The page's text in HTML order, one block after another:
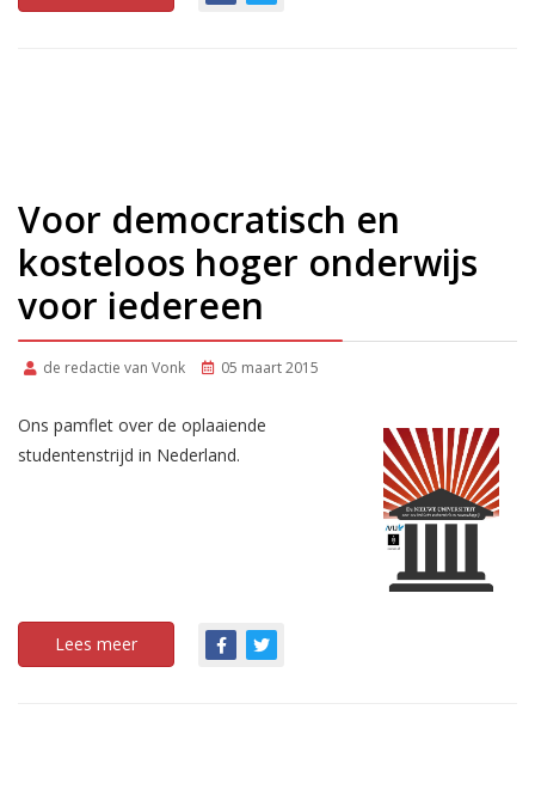
Voor democratisch en
kosteloos hoger onderwijs
voor iedereen
de redactie van Vonk 05 maart 2015
Ons pamflet over de oplaaiende
studentenstrijd in Nederland.
Lees meer